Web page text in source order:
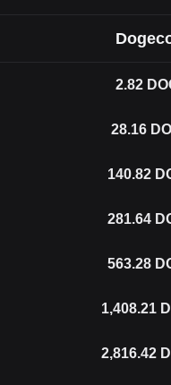
2.82
28.16
140.82
281.64
563.28
1,408.21
2,816.42